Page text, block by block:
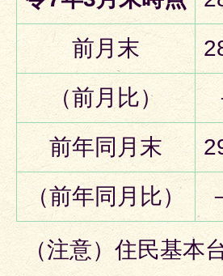
前月末
（前月比）
前年同月末
（前年同月比）
（注意）住民基本